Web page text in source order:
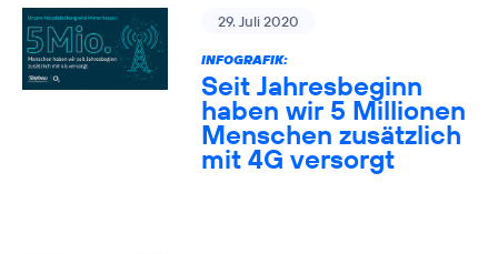
29. Juli 2020
INFOGRAFIK:
Seit Jahresbeginn
haben wir 5 Millionen
Menschen zusätzlich
mit 4G versorgt